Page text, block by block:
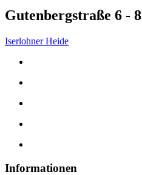
Gutenbergstraße 6 - 8
Iserlohner Heide
Informationen